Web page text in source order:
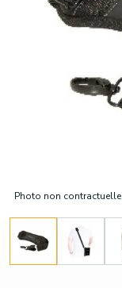
Photo non contractuelle